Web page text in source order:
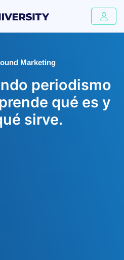
Marketing
periodismo
qué es y
sirve.